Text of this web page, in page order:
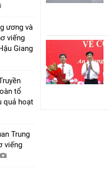
ương và
viếng
Giang
tổ
quả hoạt
Trung
viếng